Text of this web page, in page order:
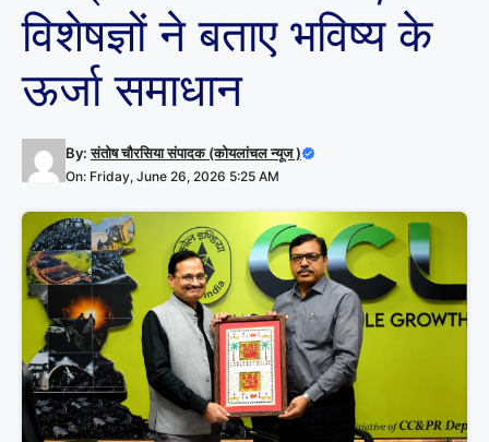
विशेषज्ञों ने बताए भविष्य के
ऊर्जा समाधान
By:संतोष चौरसिया संपादक (कोयलांचल न्यूज )
On: Friday, June 26, 2026 5:25 AM